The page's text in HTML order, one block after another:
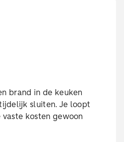
brand in de keuken
sluiten. Je loopt
kosten gewoon